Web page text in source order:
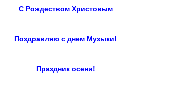
С Рождеством Христовым
Поздравляю с днем Музыки!
Праздник осени!